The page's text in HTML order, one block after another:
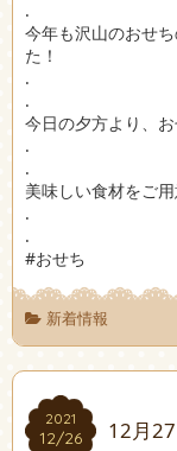
.
今年も沢山のおせ
た！
.
.
今日の夕方より、
.
.
美味しい食材をご
.
.
#おせち
新着情報
2021
12/26
2021
12/26 12月